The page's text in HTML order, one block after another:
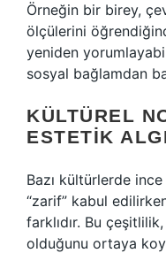
Örneğin bir birey,
ölçülerini
yeniden
sosyal bağlamdan
KÜLTÜREL
ESTETIK
Bazı kültürlerde
“zarif” kabul
farklıdır. Bu
olduğunu ortaya